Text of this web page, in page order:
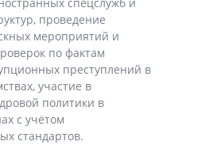
спецслужб и
проведение
мероприятий и
по фактам
преступлений в
участие в
политики в
с учётом
стандартов.